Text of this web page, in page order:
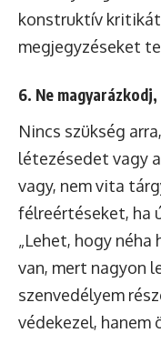
konstruktív
megjegyzéseket
6. Ne
Nincs szükség
létezésedet vagy
vagy, nem vita
félreértéseket, ha
„Lehet, hogy
van, mert nagyon
szenvedélyem
védekezel, hanem